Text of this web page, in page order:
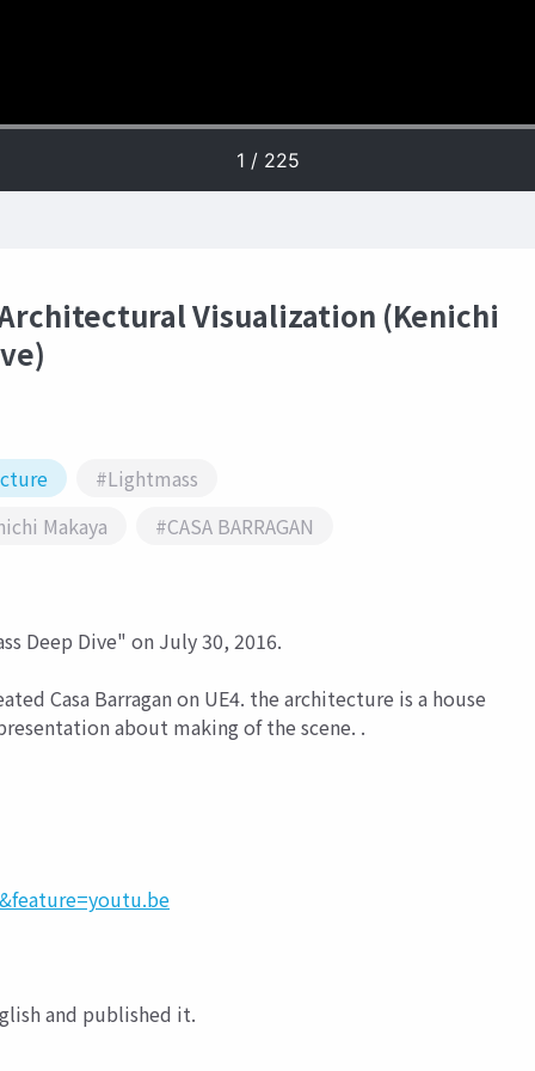
Visualization (Kenichi
#Lightmass
Makaya
#CASA BARRAGAN
Deep Dive" on July 30, 2016.
Casa Barragan on UE4. the architecture is a house
about making of the scene. .
and published it.